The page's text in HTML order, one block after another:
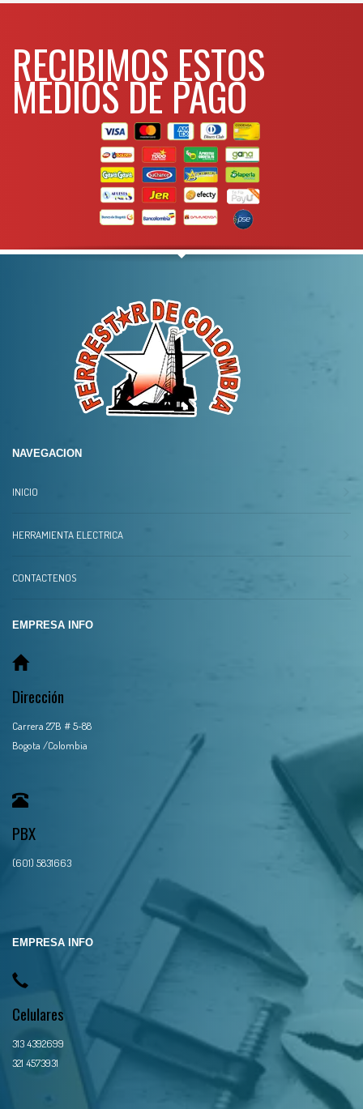
RECIBIMOS ESTOS
MEDIOS DE PAGO
NAVEGACION
INICIO
HERRAMIENTA ELECTRICA
CONTACTENOS
EMPRESA INFO
Dirección
Carrera 27B # 5-88
Bogota /Colombia
PBX
(601) 5831663
EMPRESA INFO
Celulares
313 4392699
321 4573931